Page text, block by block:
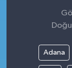
Adana